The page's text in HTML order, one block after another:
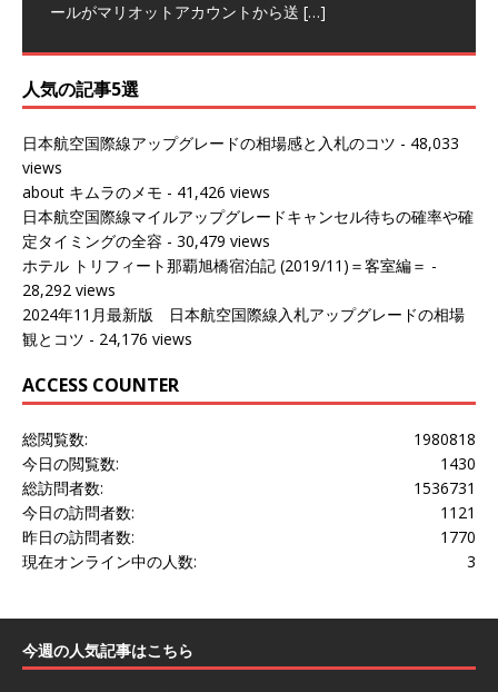
ールがマリオットアカウントから送 […]
ェンマイに行く際に利用した。 バン[…]
人気の記事5選
日本航空国際線アップグレードの相場感と入札のコツ - 48,033
views
about キムラのメモ - 41,426 views
日本航空国際線マイルアップグレードキャンセル待ちの確率や確
定タイミングの全容 - 30,479 views
ホテル トリフィート那覇旭橋宿泊記 (2019/11)＝客室編＝ -
28,292 views
2024年11月最新版 日本航空国際線入札アップグレードの相場
観とコツ - 24,176 views
ACCESS COUNTER
1980818
総閲覧数:
1430
今日の閲覧数:
1536731
総訪問者数:
1121
今日の訪問者数:
1770
昨日の訪問者数:
3
現在オンライン中の人数:
今週の人気記事はこちら